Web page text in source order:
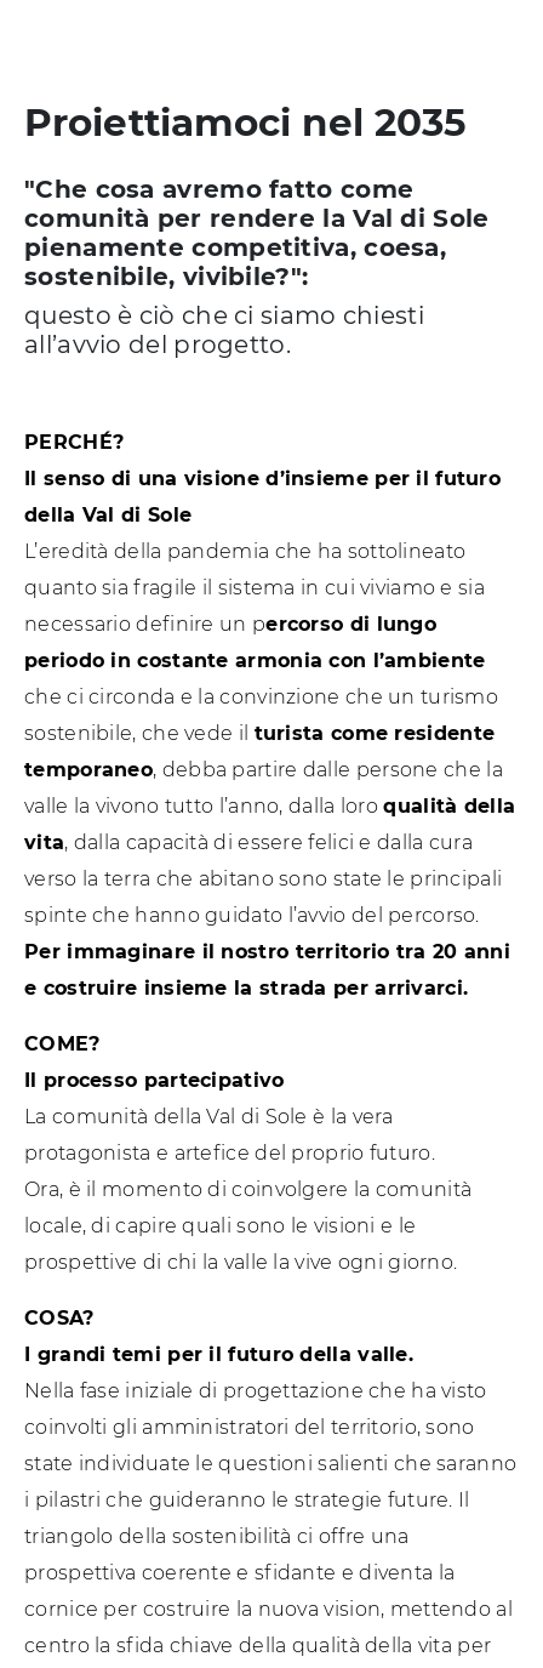
Proiettiamoci nel 2035
"Che cosa avremo fatto come
comunità per rendere la Val di Sole
pienamente competitiva, coesa,
sostenibile, vivibile?":
questo è ciò che ci siamo chiesti
all’avvio del progetto.
PERCHÉ?
Il senso di una visione d’insieme per il futuro
della Val di Sole
L’eredità della pandemia che ha sottolineato
quanto sia fragile il sistema in cui viviamo e sia
necessario definire un percorso di lungo
periodo in costante armonia con l’ambiente
che ci circonda e la convinzione che un turismo
sostenibile, che vede il turista come residente
temporaneo, debba partire dalle persone che la
valle la vivono tutto l’anno, dalla loroqualità della
vita, dalla capacità di essere felici e dalla cura
verso la terra che abitano sono state le principali
spinte che hanno guidato l’avvio del percorso.
Per immaginare il nostro territorio tra 20 anni
e costruire insieme la strada per arrivarci.
COME?
Il processo partecipativo
La comunità della Val di Sole è la vera
protagonista e artefice del proprio futuro.
Ora, è il momento di coinvolgere la comunità
locale, di capire quali sono le visioni e le
prospettive di chi la valle la vive ogni giorno.
COSA?
I grandi temi per il futuro della valle.
Nella fase iniziale di progettazione che ha visto
coinvolti gli amministratori del territorio, sono
state individuate le questioni salienti che saranno
i pilastri che guideranno le strategie future. Il
triangolo della sostenibilità ci offre una
prospettiva coerente e sfidante e diventa la
cornice per costruire la nuova vision, mettendo al
centro la sfida chiave della qualità della vita per